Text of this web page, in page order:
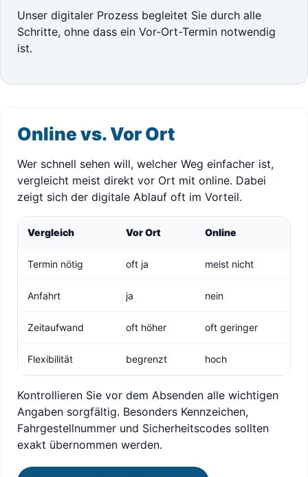
Unser digitaler Prozess begleitet Sie durch alle
Schritte, ohne dass ein Vor-Ort-Termin notwendig
ist.
Online vs. Vor Ort
Wer schnell sehen will, welcher Weg einfacher ist,
vergleicht meist direkt vor Ort mit online. Dabei
zeigt sich der digitale Ablauf oft im Vorteil.
Vergleich Vor Ort Online
Termin nötig oft ja meist nicht
Anfahrt ja nein
Zeitaufwand oft höher oft geringer
Flexibilität begrenzt hoch
Kontrollieren Sie vor dem Absenden alle wichtigen
Angaben sorgfältig. Besonders Kennzeichen,
Fahrgestellnummer und Sicherheitscodes sollten
exakt übernommen werden.